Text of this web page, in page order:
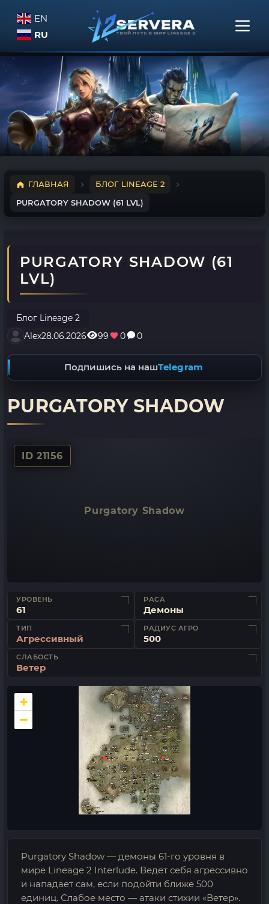
EN
RU
ГЛАВНАЯ
БЛОГ LINEAGE 2
PURGATORY SHADOW (61 LVL)
PURGATORY SHADOW (61
LVL)
Блог Lineage 2
Alex28.06.2026 99 0 0
Подпишись на нашTelegram
PURGATORY SHADOW
ID 21156
Purgatory Shadow
УРОВЕНЬ
61
РАСА
Демоны
ТИП
Агрессивный
РАДИУС АГРО
500
СЛАБОСТЬ
Ветер
+
−
Purgatory Shadow — демоны 61-го уровня в
мире Lineage 2 Interlude. Ведёт себя агрессивно
и нападает сам, если подойти ближе 500
единиц. Слабое место — атаки стихии «Ветер».